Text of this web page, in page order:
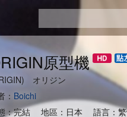
原型機
オリジン
： Boichi
：完結 地區：日本 語言：